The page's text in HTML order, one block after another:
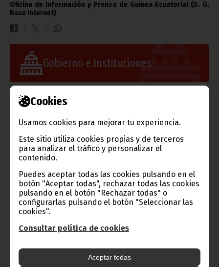
Cookies
Usamos cookies para mejorar tu experiencia.
Este sitio utiliza cookies propias y de terceros
para analizar el tráfico y personalizar el
contenido.
Puedes aceptar todas las cookies pulsando en el
botón "Aceptar todas", rechazar todas las cookies
pulsando en el botón "Rechazar todas" o
configurarlas pulsando el botón "Seleccionar las
cookies".
Consultar política de cookies
Aceptar todas
Oficina de Información y Prensa de Guinea Ecuatorial (D. G.
Base Internet)
Gobierno e Instituciones
TVGE
Radio Nacional de Guinea
Ecuatorial
Haz click aquí para escuchar ahora
CATEGORÍAS